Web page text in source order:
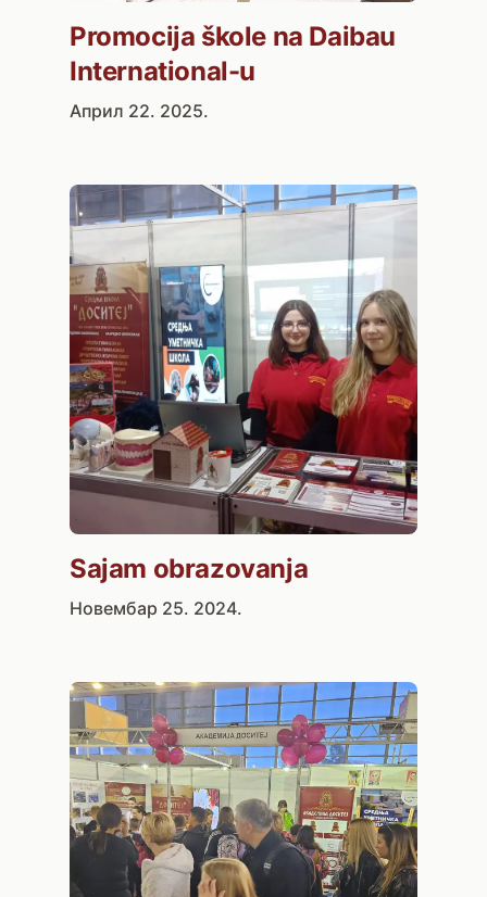
Promocija škole na Daibau
International-u
Април 22. 2025.
Sajam obrazovanja
Новембар 25. 2024.